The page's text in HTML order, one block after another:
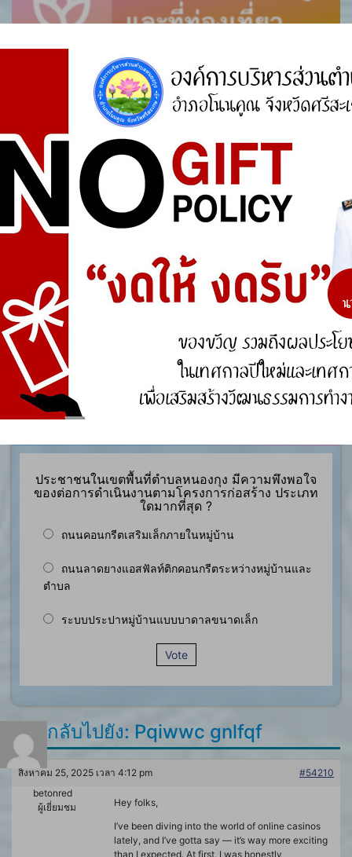
ศูนย์ร้องเรียน
สำนักงานคณะกรรมการป้องกันและปราบปรามการ
ทุจริตแห่งชาติ (ป.ป.ช.)
สำนักงานคณะกรรมการป้องกันและปราบปรามการ
ทุจริตในภาครัฐ
องค์ความรู้ที่สนับสนุน วิสัยทัศน์ พันธกิจ ยุทธศาสตร์
ขององค์กร
องค์ความรู้จากประสบการณ์ที่องค์กรได้สั่งสมมา
องค์ความรู้ที่ใช้แก้ไขปัญหาที่องค์กรประสบอยู่ใน
ปัจจุบัน
องค์ความรู้อื่นๆ ที่เกี่ยวข้องกับการพัฒนาองค์กร
ประชาชนในเขตพื้นที่ตำบลหนองกุง มีความพึงพอใจ
ของต่อการดำเนินงานตามโครงการก่อสร้าง ประเภท
ใดมากที่สุด ?
ถนนคอนกรีตเสริมเล็กภายในหมู่บ้าน
ถนนลาดยางแอสฟัลท์ติกคอนกรีตระหว่างหมู่บ้านและ
ตำบล
ระบบประปาหมู่บ้านแบบบาดาลขนาดเล็ก
Vote
ตอบกลับไปยัง: Pqiwwc gnlfqf
สิงหาคม 25, 2025 เวลา 4:12 pm
#54210
betonred
ผู้เยี่ยมชม
Hey folks,
I’ve been diving into the world of online casinos
lately, and I’ve gotta say — it’s way more exciting
than I expected. At first, I was honestly